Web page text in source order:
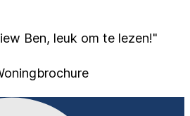
Ben, leuk om te lezen!"